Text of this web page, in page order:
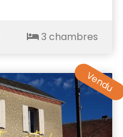
3 chambres
Vendu